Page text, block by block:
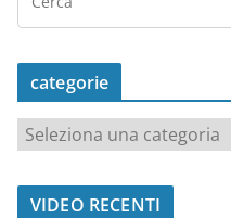
categorie
a
t
VIDEO RECENTI